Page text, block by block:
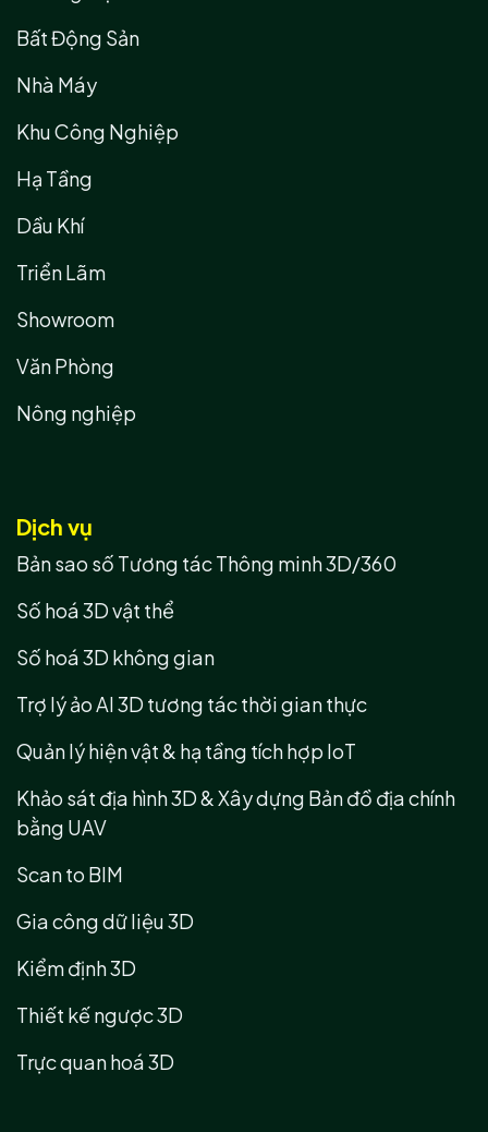
Bất Động Sản
Nhà Máy
Khu Công Nghiệp
Hạ Tầng
Dầu Khí
Triển Lãm
Showroom
Văn Phòng
Nông nghiệp
Dịch vụ
Bản sao số Tương tác Thông minh 3D/360
Số hoá 3D vật thể
Số hoá 3D không gian
Trợ lý ảo AI 3D tương tác thời gian thực
Quản lý hiện vật & hạ tầng tích hợp IoT
Khảo sát địa hình 3D & Xây dựng Bản đồ địa chính
bằng UAV
Scan to BIM
Gia công dữ liệu 3D
Kiểm định 3D
Thiết kế ngược 3D
Trực quan hoá 3D